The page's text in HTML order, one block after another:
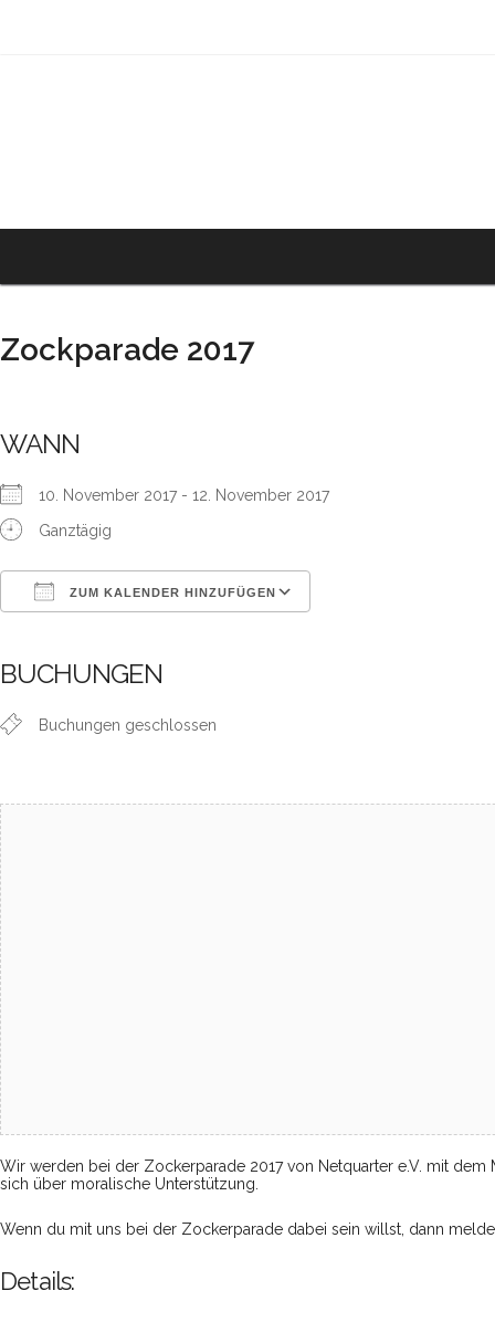
Zockparade 2017
WANN
10. November 2017 - 12. November 2017
Ganztägig
ZUM KALENDER HINZUFÜGEN
BUCHUNGEN
Buchungen geschlossen
Wir werden bei der Zockerparade 2017 von Netquarter e.V. mit
sich über moralische Unterstützung.
Wenn du mit uns bei der Zockerparade dabei sein willst, dann
Details: